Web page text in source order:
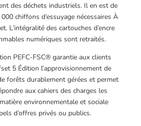
des déchets industriels. Il en est de
chiffons d’essuyage nécessaires À
L’intégralité des cartouches d’encre
numériques sont retraités.
PEFC-FSC® garantie aux clients
5 Édition l’approvisionnement de
forêts durablement gérées et permet
aux cahiers des charges les
environnementale et sociale
d’offres privés ou publics.